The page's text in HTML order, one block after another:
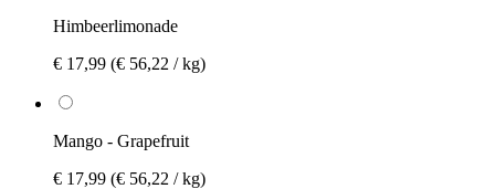
Himbeerlimonade
€ 17,99 (€ 56,22 / kg)
Mango - Grapefruit
€ 17,99 (€ 56,22 / kg)